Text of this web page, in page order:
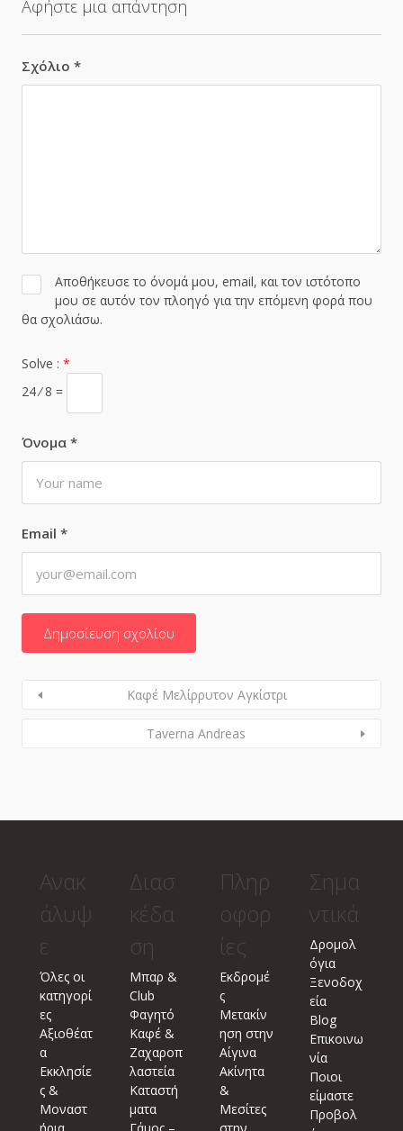
Αφήστε μια απάντηση
Σχόλιο *
Όνομα *
Email *
Αποθήκευσε το όνομά μου, email, και τον ιστότοπο
μου σε αυτόν τον πλοηγό για την επόμενη φορά που
θα σχολιάσω.
Solve : *
24 ⁄ 8 =
Καφέ Μελίρρυτον Αγκίστρι
Taverna Andreas
Ανακ
άλυψ
ε
Όλες οι
κατηγορί
ες
Αξιοθέατ
α
Εκκλησίε
ς &
Μοναστ
Διασ
κέδα
ση
Μπαρ &
Club
Φαγητό
Καφέ &
Ζαχαροπ
λαστεία
Καταστή
ματα
Πληρ
οφορ
ίες
Εκδρομέ
ς
Μετακίν
ηση στην
Αίγινα
Ακίνητα
&
Μεσίτες
Σημα
ντικά
Δρομολ
όγια
Ξενοδοχ
εία
Blog
Επικοινω
νία
Ποιοι
είμαστε
Προβολ